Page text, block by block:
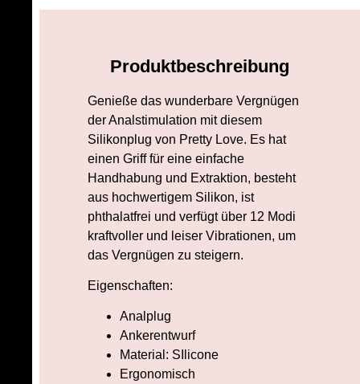
Produktbeschreibung
Genieße das wunderbare Vergnügen
der Analstimulation mit diesem
Silikonplug von Pretty Love. Es hat
einen Griff für eine einfache
Handhabung und Extraktion, besteht
aus hochwertigem Silikon, ist
phthalatfrei und verfügt über 12 Modi
kraftvoller und leiser Vibrationen, um
das Vergnügen zu steigern.
Eigenschaften:
Analplug
Ankerentwurf
Material: SIlicone
Ergonomisch